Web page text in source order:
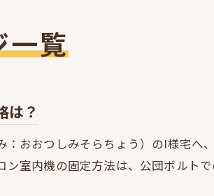
一覧
は？
：おおつしみそらちょう）のI様宅へ
室内機の固定方法は、公団ボルト